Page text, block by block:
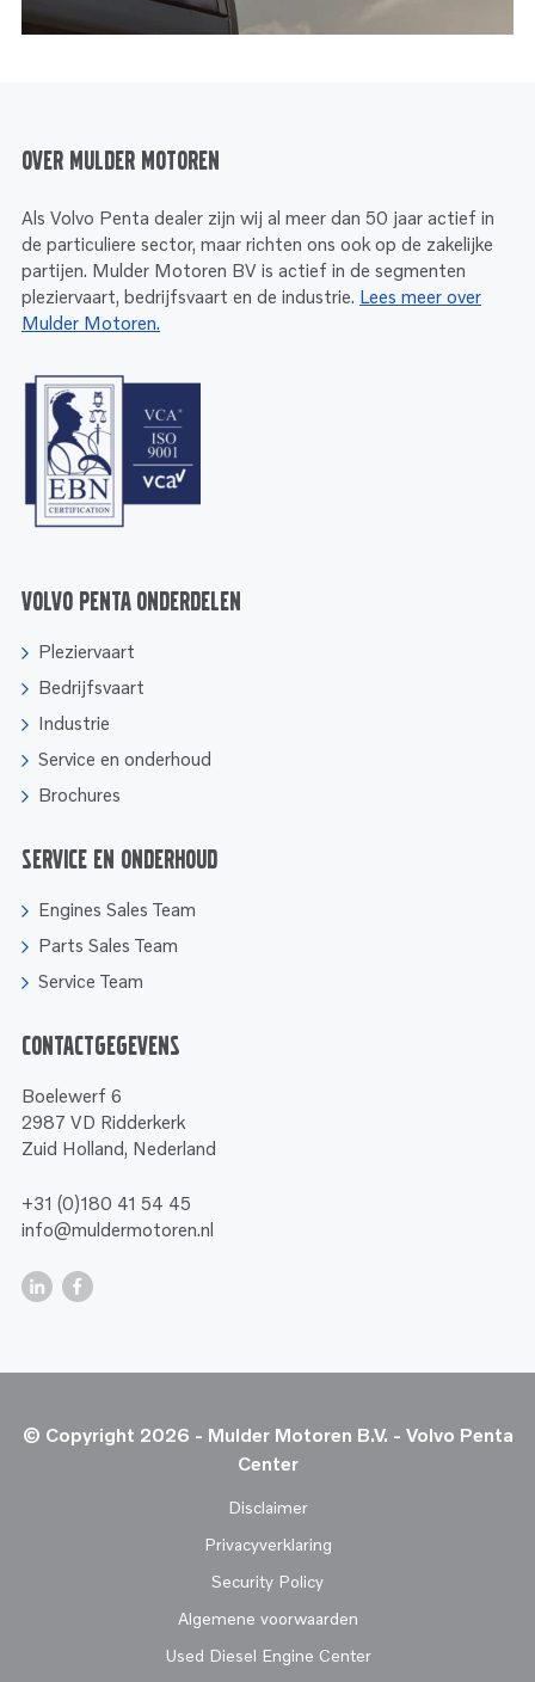
Over Mulder Motoren
Als Volvo Penta dealer zijn wij al meer dan 50 jaar actief in
de particuliere sector, maar richten ons ook op de zakelijke
partijen. Mulder Motoren BV is actief in de segmenten
pleziervaart, bedrijfsvaart en de industrie. Lees meer over
Mulder Motoren.
Volvo Penta onderdelen
Pleziervaart
Bedrijfsvaart
Industrie
Service en onderhoud
Brochures
Service en onderhoud
Engines Sales Team
Parts Sales Team
Service Team
Contactgegevens
Boelewerf 6
2987 VD Ridderkerk
Zuid Holland, Nederland
+31 (0)180 41 54 45
info@muldermotoren.nl
© Copyright 2026 - Mulder Motoren B.V. - Volvo Penta
Center
Disclaimer
Privacyverklaring
Security Policy
Algemene voorwaarden
Used Diesel Engine Center